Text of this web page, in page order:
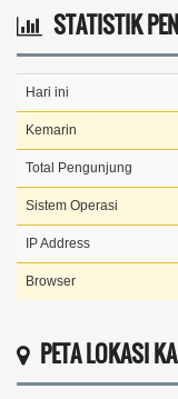
STATISTIK
Hari ini
Kemarin
Total Pengunjung
Sistem Operasi
IP Address
Browser
PETA LOKASI